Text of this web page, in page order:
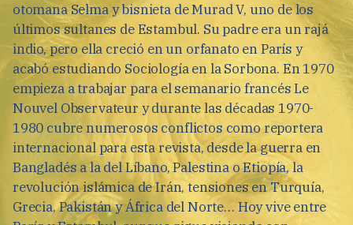
otomana Selma y bisnieta de Murad V, uno de los
últimos sultanes de Estambul. Su padre era un rajá
indio, pero ella creció en un orfanato en París y
acabó estudiando Sociología en la Sorbona. En 1970
empieza a trabajar para el semanario francés Le
Nouvel Observateur y durante las décadas 1970-
1980 cubre numerosos conflictos como reportera
internacional para esta revista, desde la guerra en
Bangladés a la del Líbano, Palestina o Etiopía, la
revolución islámica de Irán, tensiones en Turquía,
Grecia, Pakistán y África del Norte… Hoy vive entre